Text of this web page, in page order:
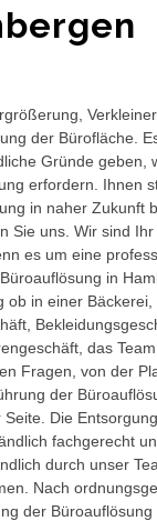
der Bürofläche.
Gründe geben,
erfordern. Ihnen
in naher Zukunft
Sie uns. Wir sind
es um eine
in
ob in einer Bäckerei,
das
Fragen, von der
der
Seite. Die
fachgerecht
durch unser
Nach
der